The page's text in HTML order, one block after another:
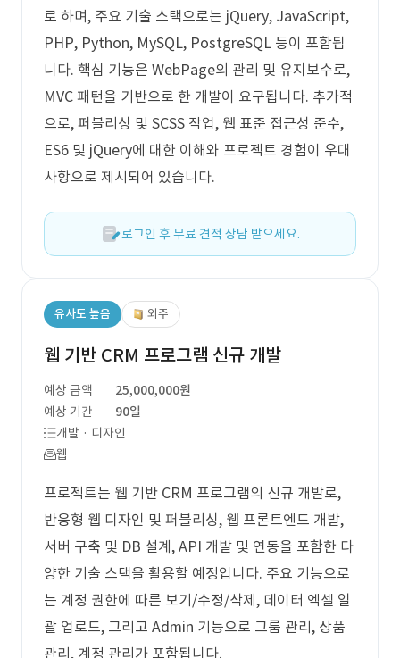
로 하며, 주요 기술 스택으로는 jQuery, JavaScript,
PHP, Python, MySQL, PostgreSQL 등이 포함됩
니다. 핵심 기능은 WebPage의 관리 및 유지보수로,
MVC 패턴을 기반으로 한 개발이 요구됩니다. 추가적
으로, 퍼블리싱 및 SCSS 작업, 웹 표준 접근성 준수,
ES6 및 jQuery에 대한 이해와 프로젝트 경험이 우대
사항으로 제시되어 있습니다.
로그인 후 무료 견적 상담 받으세요.
유사도 높음 외주
웹 기반 CRM 프로그램 신규 개발
예상 금액
25,000,000원
예상 기간
90일
개발 · 디자인
웹
프로젝트는 웹 기반 CRM 프로그램의 신규 개발로,
반응형 웹 디자인 및 퍼블리싱, 웹 프론트엔드 개발,
서버 구축 및 DB 설계, API 개발 및 연동을 포함한 다
양한 기술 스택을 활용할 예정입니다. 주요 기능으로
는 계정 권한에 따른 보기/수정/삭제, 데이터 엑셀 일
괄 업로드, 그리고 Admin 기능으로 그룹 관리, 상품
관리, 계정 관리가 포함됩니다.